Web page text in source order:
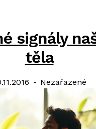
signály
těla
Categories:
Nezařazené